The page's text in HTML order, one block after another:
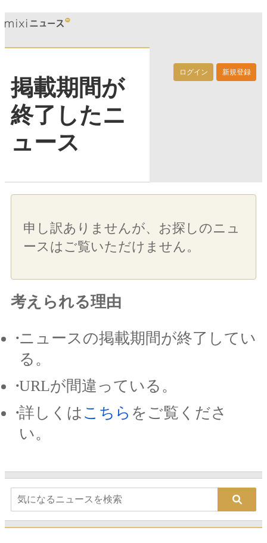
ログイン 新規登録
掲載期間が
終了したニ
ュース
申し訳ありませんが、お探しのニュ
ースはご覧いただけません。
考えられる理由
ニュースの掲載期間が終了してい
る。
URLが間違っている。
詳しくは こちら をご覧くださ
い。